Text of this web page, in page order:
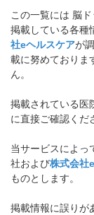
この一覧には 脳
掲載している各種
社eヘルスケアが
載に努めておりま
ん。
掲載されている医
に直接ご確認くだ
当サービスによっ
社および株式会社
ものとします。
掲載情報に誤りが